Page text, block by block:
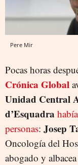
Pere Mir
Pocas horas
Crónica Global
Unidad Central
d’Esquadra
personas: Josep
Oncología del
abogado y